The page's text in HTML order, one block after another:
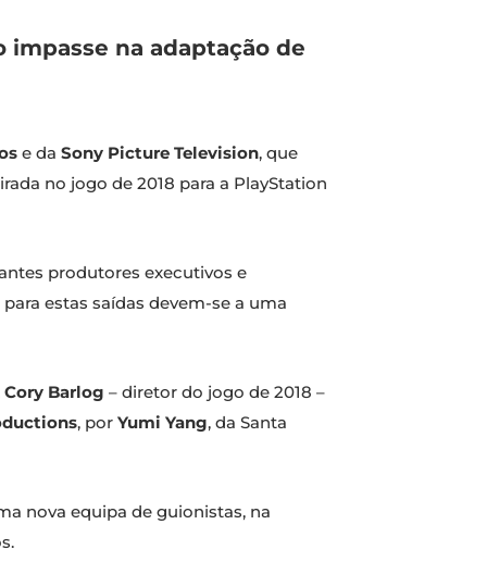
na adaptação de
e da Sony Picture Television, que
no jogo de 2018 para a PlayStation
produtores executivos e
estas saídas devem-se a uma
Cory Barlog – diretor do jogo de 2018 –
, por Yumi Yang, da Santa
nova equipa de guionistas, na